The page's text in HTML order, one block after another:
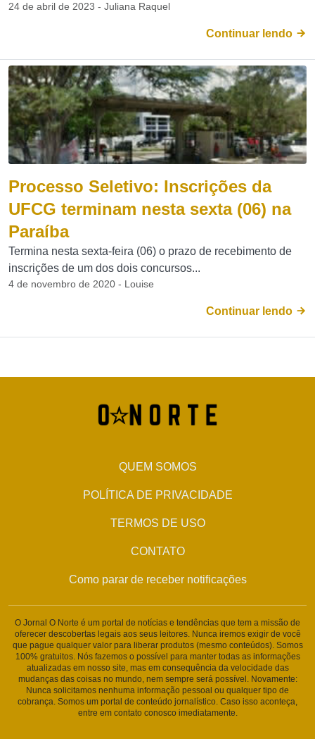
24 de abril de 2023 - Juliana Raquel
Continuar lendo
Processo Seletivo: Inscrições da
UFCG terminam nesta sexta (06) na
Paraíba
Termina nesta sexta-feira (06) o prazo de recebimento de
inscrições de um dos dois concursos...
4 de novembro de 2020 - Louise
Continuar lendo
QUEM SOMOS
POLÍTICA DE PRIVACIDADE
TERMOS DE USO
CONTATO
Como parar de receber notificações
O Jornal O Norte é um portal de notícias e tendências que tem a missão de
oferecer descobertas legais aos seus leitores. Nunca iremos exigir de você
que pague qualquer valor para liberar produtos (mesmo conteúdos). Somos
100% gratuitos. Nós fazemos o possível para manter todas as informações
atualizadas em nosso site, mas em consequência da velocidade das
mudanças das coisas no mundo, nem sempre será possível. Novamente:
Nunca solicitamos nenhuma informação pessoal ou qualquer tipo de
cobrança. Somos um portal de conteúdo jornalístico. Caso isso aconteça,
entre em contato conosco imediatamente.